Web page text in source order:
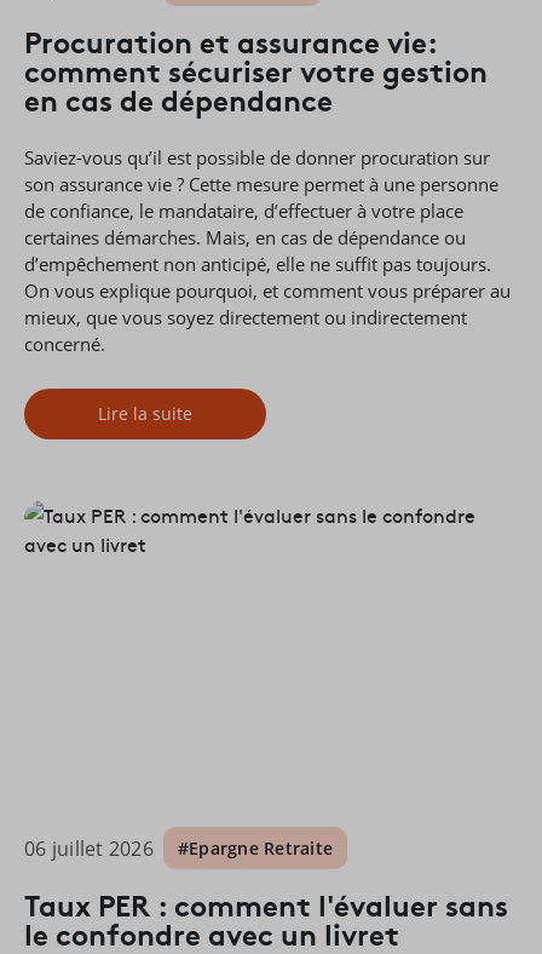
Procuration et assurance vie:
comment sécuriser votre gestion
en cas de dépendance
Saviez-vous qu’il est possible de donner procuration sur
son assurance vie ? Cette mesure permet à une personne
de confiance, le mandataire, d’effectuer à votre place
certaines démarches. Mais, en cas de dépendance ou
d’empêchement non anticipé, elle ne suffit pas toujours.
On vous explique pourquoi, et comment vous préparer au
mieux, que vous soyez directement ou indirectement
concerné.
Lire la suite
06 juillet 2026 #Epargne Retraite
Taux PER : comment l'évaluer sans
le confondre avec un livret